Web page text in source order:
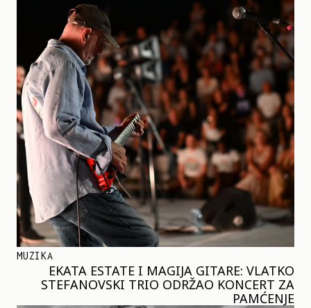
MUZIKA
EKATA ESTATE I MAGIJA GITARE: VLATKO
STEFANOVSKI TRIO ODRŽAO KONCERT ZA
PAMĆENJE